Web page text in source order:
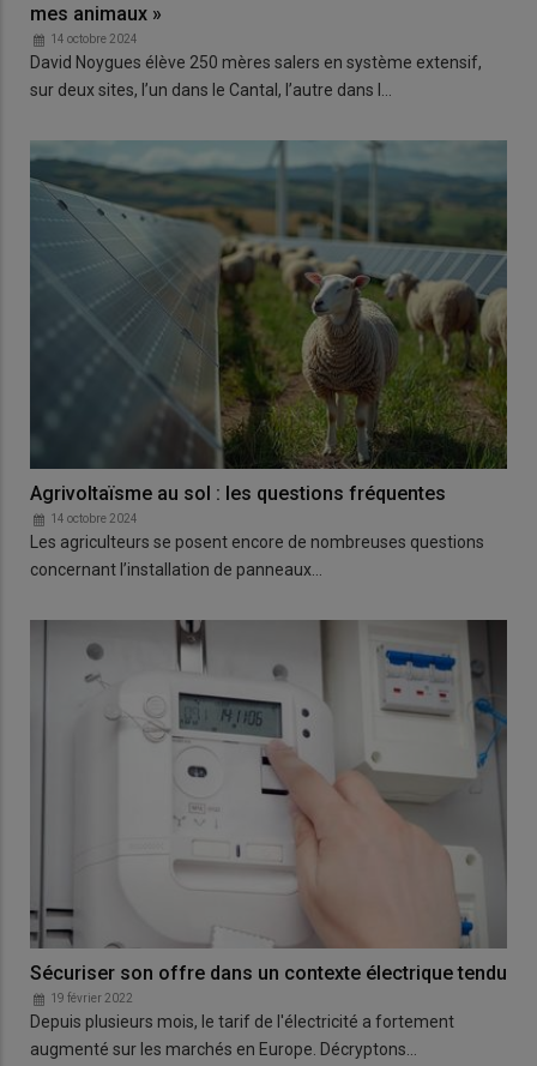
mes animaux »
14 octobre 2024
David Noygues élève 250 mères salers en système extensif,
sur deux sites, l’un dans le Cantal, l’autre dans l…
Agrivoltaïsme au sol : les questions fréquentes
14 octobre 2024
Les agriculteurs se posent encore de nombreuses questions
concernant l’installation de panneaux…
Sécuriser son offre dans un contexte électrique tendu
19 février 2022
Depuis plusieurs mois, le tarif de l'électricité a fortement
augmenté sur les marchés en Europe. Décryptons…